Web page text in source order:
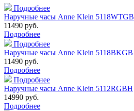
Подробнее
Наручные часы Anne Klein 5118WTGB
11490 руб.
Подробнее
Подробнее
Наручные часы Anne Klein 5118BKGB
11490 руб.
Подробнее
Подробнее
Наручные часы Anne Klein 5112RGBH
14990 руб.
Подробнее